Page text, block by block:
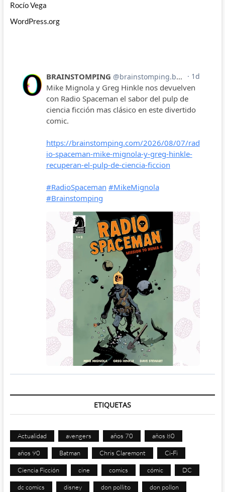
Rocío Vega
WordPress.org
ETIQUETAS
Actualidad avengers años 70 años 80
años 90 Batman Chris Claremont Ci-Fi
Ciencia Ficción cine comics cómic DC
dc comics disney don pollito don pollon